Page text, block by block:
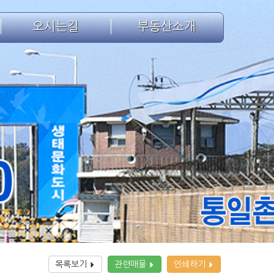
오시는길 부동산소개
목록보기 관련매물 인쇄하기